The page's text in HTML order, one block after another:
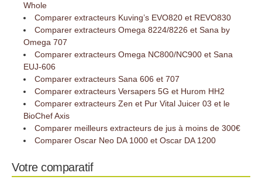
Whole
Comparer extracteurs Kuving’s EVO820 et REVO830
Comparer extracteurs Omega 8224/8226 et Sana by
Omega 707
Comparer extracteurs Omega NC800/NC900 et Sana
EUJ-606
Comparer extracteurs Sana 606 et 707
Comparer extracteurs Versapers 5G et Hurom HH2
Comparer extracteurs Zen et Pur Vital Juicer 03 et le
BioChef Axis
Comparer meilleurs extracteurs de jus à moins de 300€
Comparer Oscar Neo DA 1000 et Oscar DA 1200
Votre comparatif